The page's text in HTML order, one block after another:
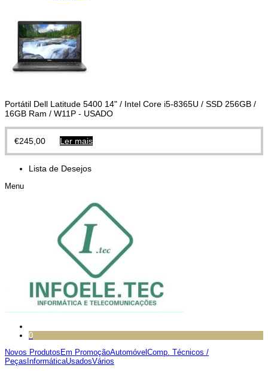
Portátil Dell Latitude 5400 14" / Intel Core i5-8365U / SSD 256GB /
16GB Ram / W11P - USADO
€245,00 Ler mais
Lista de Desejos
Menu
0
Novos Produtos Em PromoçãoAutomóvel Comp. Técnicos /
Peças InformáticaUsadosVários